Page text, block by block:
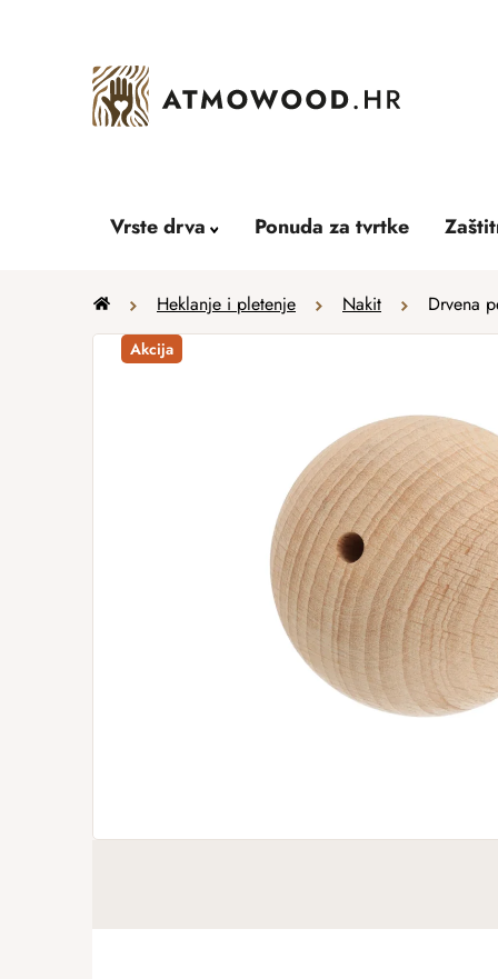
Vrste drva Ponuda za tvrtke
Home Heklanje i pletenje Nakit Drvena
Akcija